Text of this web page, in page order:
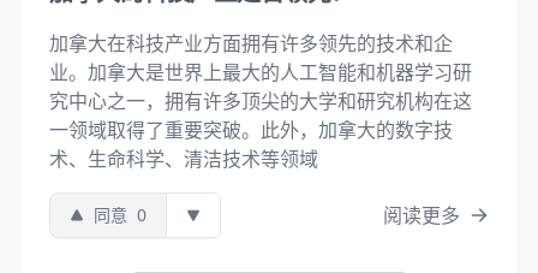
加拿大在科技产业方面拥有许多领先的技术和企
业。加拿大是世界上最大的人工智能和机器学习研
究中心之一，拥有许多顶尖的大学和研究机构在这
一领域取得了重要突破。此外，加拿大的数字技
术、生命科学、清洁技术等领域
同意 0 阅读更多